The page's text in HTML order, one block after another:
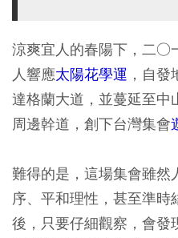
涼爽宜人的春陽下，二○
人響應太陽花學運 ，自
達格蘭大道，並蔓延至中
周邊幹道，創下台灣集會
難得的是，這場集會雖然
序、平和理性，甚至準
後，只要仔細觀察，會發